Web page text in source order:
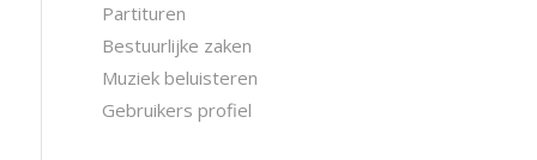
Partituren
Bestuurlijke zaken
Muziek beluisteren
Gebruikers profiel